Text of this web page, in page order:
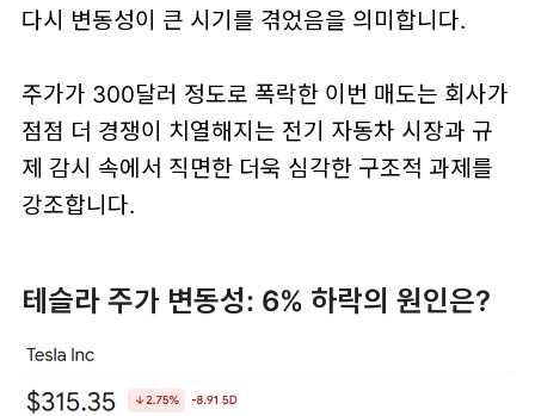
다시 변동성이 큰 시기를 겪었음을 의미합니다.
주가가 300달러 정도로 폭락한 이번 매도는 회사가
점점 더 경쟁이 치열해지는 전기 자동차 시장과 규
제 감시 속에서 직면한 더욱 심각한 구조적 과제를
강조합니다.
테슬라 주가 변동성: 6% 하락의 원인은?